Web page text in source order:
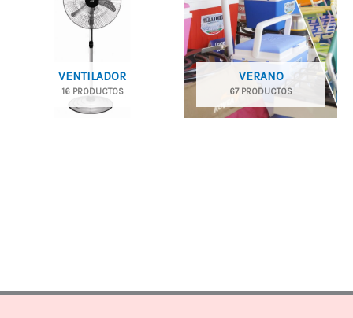
VENTILADOR
16 PRODUCTOS
VERANO
67 PRODUCTOS